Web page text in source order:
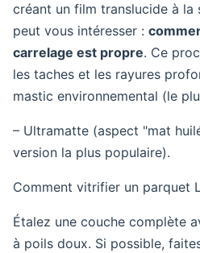
créant un film translucide à la
peut vous intéresser :
carrelage est propre. Ce
les taches et les rayures
mastic environnemental (le
– Ultramatte (aspect "mat
version la plus populaire).
Comment vitrifier un parquet
Étalez une couche complète
à poils doux. Si possible,